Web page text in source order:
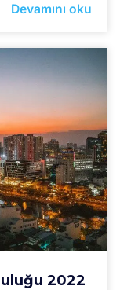
Devamını oku
2022